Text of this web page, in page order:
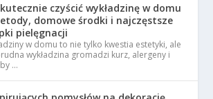
czyścić wykładzinę w domu
domowe środki i najczęstsze
pielęgnacji
w domu to nie tylko kwestia estetyki, ale
wykładzina gromadzi kurz, alergeny i
…